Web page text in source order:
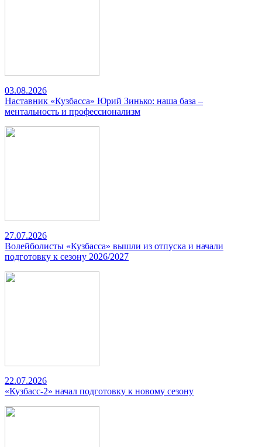
03.08.2026
Наставник «Кузбасса» Юрий Зинько: наша база –
ментальность и профессионализм
27.07.2026
Волейболисты «Кузбасса» вышли из отпуска и начали
подготовку к сезону 2026/2027
22.07.2026
«Кузбасс-2» начал подготовку к новому сезону